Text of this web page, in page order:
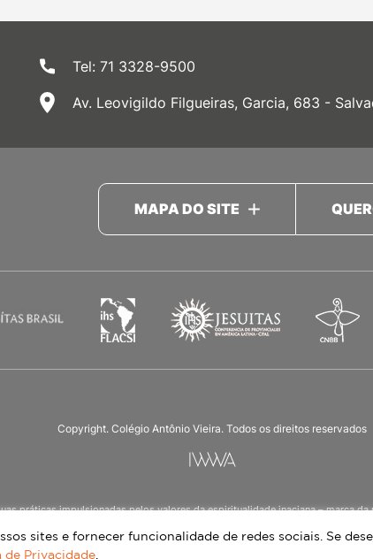
Tel: 71 3328-9500
Av. Leovigildo Filgueiras, Garcia, 683 -
MAPA DO SITE
Copyright. Colégio Antônio Vieira. Todos os direitos reservados
práticas impulsionadas pelos valores da espiritualidade inaciana – marca
sites e fornecer funcionalidade de redes sociais. Se
de Privacidade